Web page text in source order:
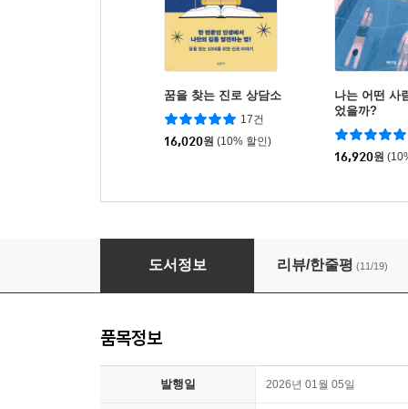
꿈을 찾는 진로 상담소
17건
16,020원 (10% 할인)
나는 어떤 사
었을까?
16,920원
AI 시대 직업 세계
도서정보 리뷰/한줄평 (11/19)
품목정보
발행일 2026년 01월 05일